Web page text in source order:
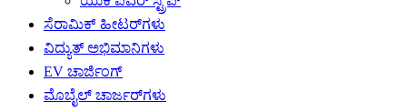
ಸೆರಾಮಿಕ್ ಹೀಟರ್‌ಗಳು
ವಿದ್ಯುತ್ ಅಭಿಮಾನಿಗಳು
EV ಚಾರ್ಜಿಂಗ್
ಮೊಬೈಲ್ ಚಾರ್ಜರ್‌ಗಳು